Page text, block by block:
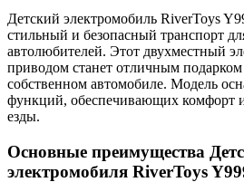
Детский электромобиль RiverToys
стильный и безопасный транспорт
автолюбителей. Этот двухместный
приводом станет отличным
собственном автомобиле. Модель
функций, обеспечивающих комфорт и
езды.
Основные преимущества
электромобиля RiverToys